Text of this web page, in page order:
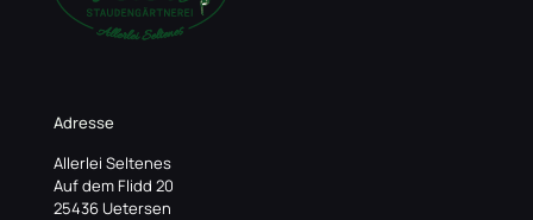
Adresse
Allerlei Seltenes
Auf dem Flidd 20
25436 Uetersen